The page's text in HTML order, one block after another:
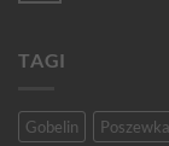
TAGI
Gobelin Poszewka